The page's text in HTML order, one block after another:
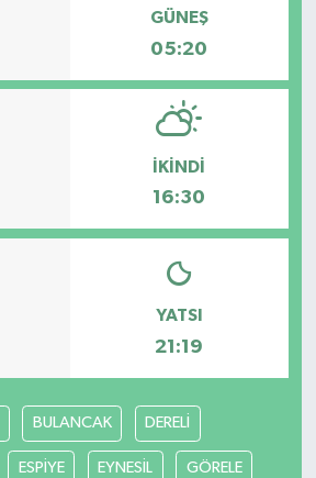
GÜNEŞ
05:20
İKINDI
16:30
YATSI
21:19
BULANCAK DERELİ
ESPİYE EYNESİL GÖRELE